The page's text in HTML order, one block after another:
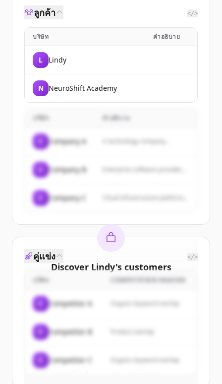
ลูกค้า </>
บริษัท คำอธิบาย
L Lindy
N NeuroShift Academy
คำอธิบาย
Company A A technology company...
Company B
Company C
Discover Lindy's customers
Sign up for free to view allcustomers
New accounts include trial credits to
มีบัญชีอยู่แล้วใช่ไหม
คู่แข่ง </>
COMPETITION REASON
Competitor A Organic keyword overlap
Competitor B
Competitor C Organic keyword overlap